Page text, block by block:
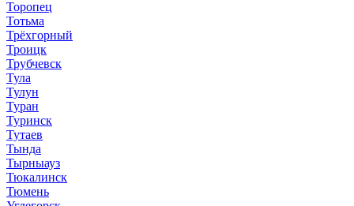
Торопец
Тотьма
Трёхгорный
Троицк
Трубчевск
Тула
Тулун
Туран
Туринск
Тутаев
Тында
Тырныауз
Тюкалинск
Тюмень